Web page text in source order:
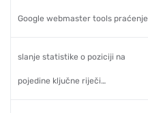
Google webmaster tools praćenje
slanje statistike o poziciji na
pojedine ključne riječi…